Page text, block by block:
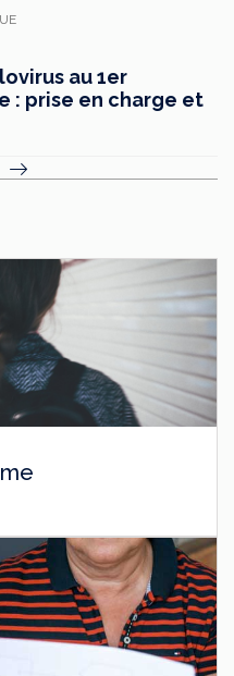
au 1er
: prise en charge et